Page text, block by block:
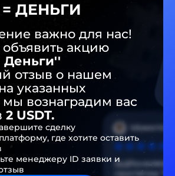
ДЕНЬГИ
важно для нас!
акцию
Деньги''
отзыв о нашем
указанных
мы вознаградим ваc
2 USDT.
сделку
где хотите оставить
менеджеру ID заявки и